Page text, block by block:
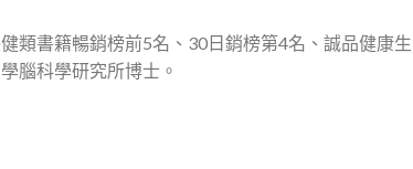
類書籍暢銷榜前5名、30日銷榜第4名、誠品健康
腦科學研究所博士。